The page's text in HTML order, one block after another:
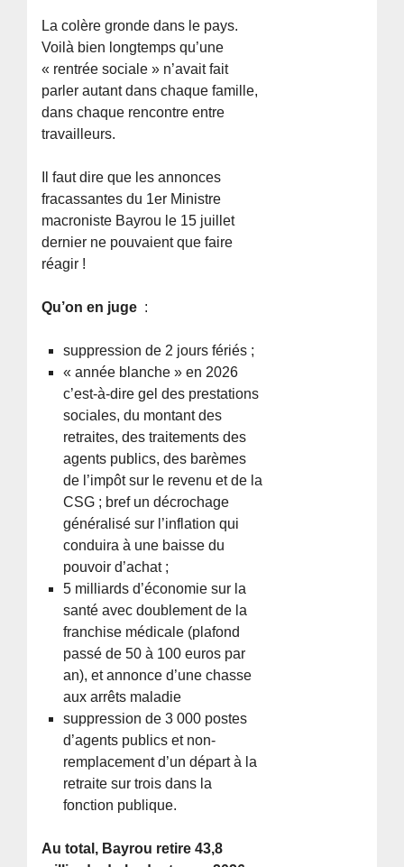
La colère gronde dans le pays.
Voilà bien longtemps qu’une
« rentrée sociale » n’avait fait
parler autant dans chaque famille,
dans chaque rencontre entre
travailleurs.
Il faut dire que les annonces
fracassantes du 1er Ministre
macroniste Bayrou le 15 juillet
dernier ne pouvaient que faire
réagir !
Qu’on en juge :
suppression de 2 jours fériés ;
« année blanche » en 2026
c’est-à-dire gel des prestations
sociales, du montant des
retraites, des traitements des
agents publics, des barèmes
de l’impôt sur le revenu et de la
CSG ; bref un décrochage
généralisé sur l’inflation qui
conduira à une baisse du
pouvoir d’achat ;
5 milliards d’économie sur la
santé avec doublement de la
franchise médicale (plafond
passé de 50 à 100 euros par
an), et annonce d’une chasse
aux arrêts maladie
suppression de 3 000 postes
d’agents publics et non-
remplacement d’un départ à la
retraite sur trois dans la
fonction publique.
Au total, Bayrou retire 43,8